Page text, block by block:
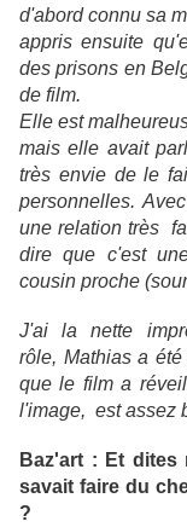
d'abord connu sa
appris ensuite
des prisons en
de film.
Elle est
mais elle avait
très envie de le
personnelles.
une relation très
dire que c'est
cousin proche
J'ai la nette
rôle, Mathias a
que le film a
l'image, est assez
Baz'art : Et dites
savait faire du
?